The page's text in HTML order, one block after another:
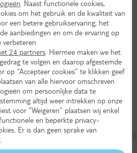
okt 2026
(7 nachten)
Dusseldorf
alle vertrekluchthavens
ontbijt
689,-
per persoon
Bekijk
Alle verplichte kosten inbegrepen!
. Naast functionele cookies,
om het gebruik en de kwaliteit van
een betere gebruikservaring, het
aanbiedingen en om de ervaring op
verbeteren
24 partners . Hiermee maken we het
te volgen en daarop afgestemde
op “Accepteer cookies” te klikken geef
van alle hiervoor omschreven
om persoonlijke data te
altijd weer intrekken op onze
voor “Weigeren” plaatsen wij enkel
en beperkte privacy-
Er is dan geen sprake van